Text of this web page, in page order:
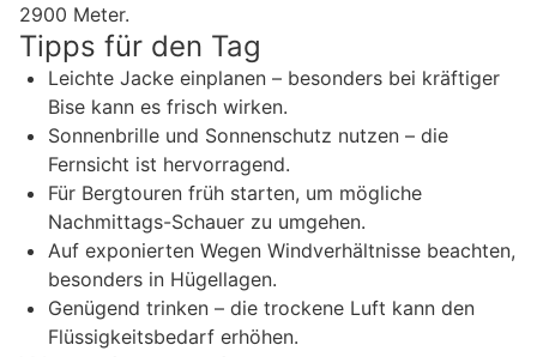
2900 Meter.
Tipps für den Tag
Leichte Jacke einplanen – besonders bei kräftiger
Bise kann es frisch wirken.
Sonnenbrille und Sonnenschutz nutzen – die
Fernsicht ist hervorragend.
Für Bergtouren früh starten, um mögliche
Nachmittags-Schauer zu umgehen.
Auf exponierten Wegen Windverhältnisse beachten,
besonders in Hügellagen.
Genügend trinken – die trockene Luft kann den
Flüssigkeitsbedarf erhöhen.